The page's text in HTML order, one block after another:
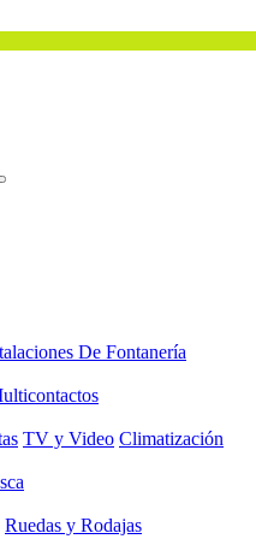
De Fontanería
TV y Video Climatización
Ruedas y Rodajas